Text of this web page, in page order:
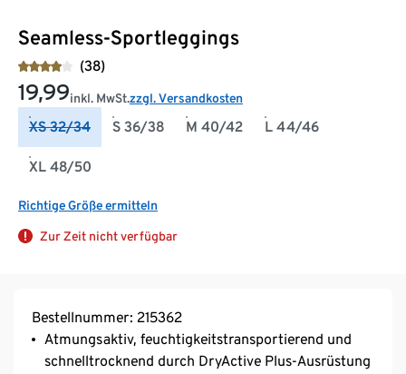
Seamless-Sportleggings
(38)
19,99inkl. MwSt.zzgl. Versandkosten
XS 32/34 S 36/38 M 40/42 L 44/46
XL 48/50
Richtige Größe ermitteln
Zur Zeit nicht verfügbar
Bestellnummer: 215362
Atmungsaktiv, feuchtigkeitstransportierend und
schnelltrocknend durch DryActive Plus-Ausrüstung